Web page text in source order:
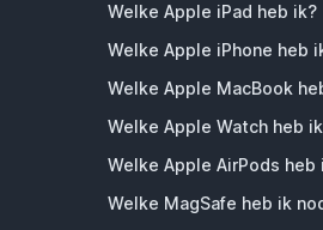
Welke Apple iPad heb ik?
Welke Apple iPhone heb
Welke Apple MacBook
Welke Apple Watch heb
Welke Apple AirPods heb
Welke MagSafe heb ik